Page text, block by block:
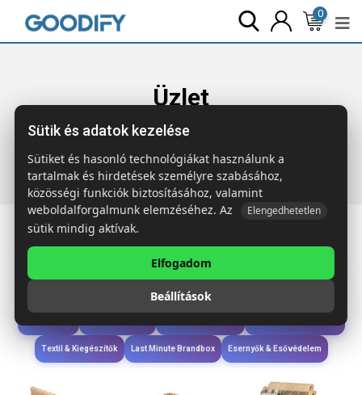
0
Üzlet
Főoldal Termékek Sport & Szabadidő
személyes piknikkosár
Étkezés & Ivás
Wellness & Ápolás
Textil & Kiegészítők Last Minute Brandbox Esernyők & Esővédelem
Sütik és adatok kezelése
Sütiket és hasonló technológiákat használunk a
tartalmak és hirdetések személyre szabásához,
közösségi funkciók biztosításához, valamint
weboldalforgalmunk elemzéséhez. Az
Elengedhetetlen
sütik mindig aktívak.
Elfogadom
Beállítások